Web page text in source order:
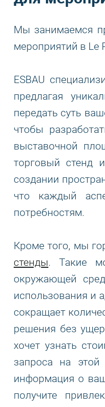
Мы занимаемся
мероприятий в Le
ESBAU
предлагая
передать суть
чтобы
выставочной
торговый стенд
создании
что каждый
потребностям.
Кроме того, мы
стенды. Такие
окружающей
использования и
сокращает
решения без
хочет узнать
запроса на этой
информация о
получите